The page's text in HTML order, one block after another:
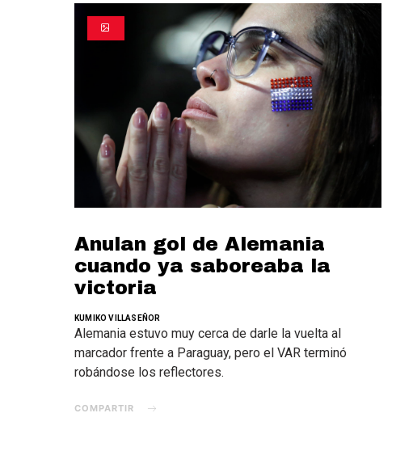
Anulan gol de Alemania
cuando ya saboreaba la
victoria
KUMIKO VILLASEÑOR
Alemania estuvo muy cerca de darle la vuelta al
marcador frente a Paraguay, pero el VAR terminó
robándose los reflectores.
COMPARTIR